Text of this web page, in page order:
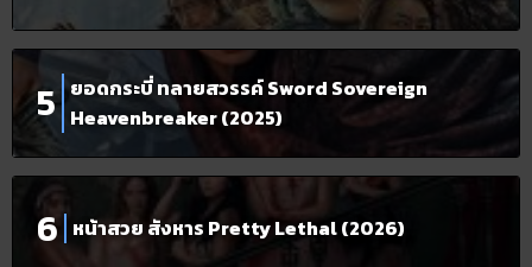
ยอดกระบี่ ทลายสวรรค์ Sword Sovereign
Heavenbreaker (2025)
หน้าสวย สังหาร Pretty Lethal (2026)